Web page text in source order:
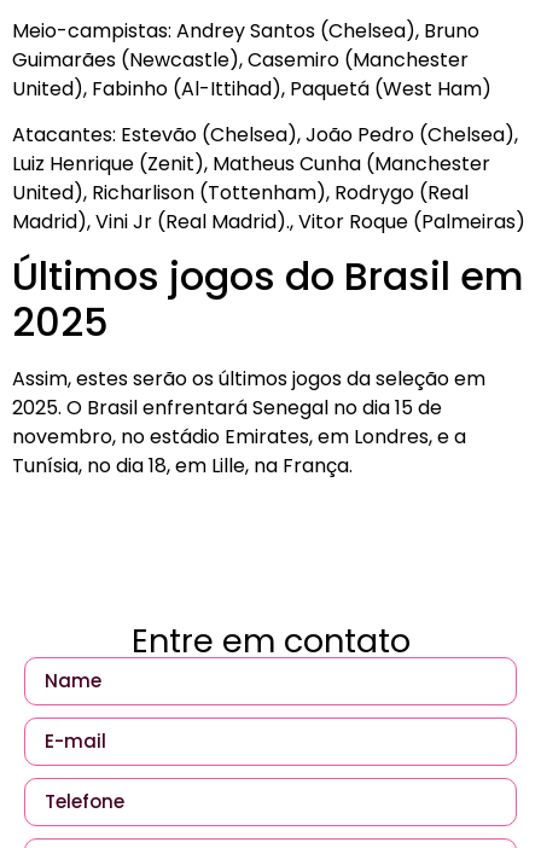
Meio-campistas: Andrey Santos (Chelsea), Bruno
Guimarães (Newcastle), Casemiro (Manchester
United), Fabinho (Al-Ittihad), Paquetá (West Ham)
Atacantes: Estevão (Chelsea), João Pedro (Chelsea),
Luiz Henrique (Zenit), Matheus Cunha (Manchester
United), Richarlison (Tottenham), Rodrygo (Real
Madrid), Vini Jr (Real Madrid)., Vitor Roque (Palmeiras)
Últimos jogos do Brasil em
2025
Assim, estes serão os últimos jogos da seleção em
2025. O Brasil enfrentará Senegal no dia 15 de
novembro, no estádio Emirates, em Londres, e a
Tunísia, no dia 18, em Lille, na França.
Entre em contato